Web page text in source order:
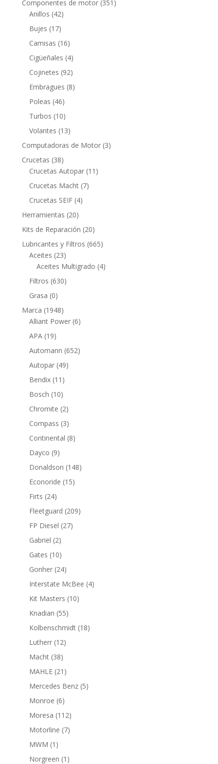
Componentes de motor 351 351
Anillos 4242
Bujes 1717
productos
Camisas 1616
productos
Cigüeñales 44
productos
Cojinetes 9292
productos
Embragues 88
Poleas 4646
productos
Turbos 1010
productos
Volantes 1313
productos
Computadoras de Motor 33
Crucetas 3838
productos
Crucetas Autopar 11 11
Crucetas Macht 77
Crucetas SEIF 44
Herramientas 2020
productos
Kits de Reparación 2020
productos
Lubricantes y Filtros 665665
Aceites 2323
productos
Aceites Multigrado 44
Filtros 630630
Grasa 00
productos
Marca 19481948
productos
Alliant Power 66
APA 1919
productos
Automann 652652
Autopar 4949
Bendix 11 11
productos
Bosch 1010
productos
Chromite 22
productos
Compass 33
productos
Continental 88
Dayco 99
productos
Donaldson 148148
Econoride 1515
Firts 2424
productos
Fleetguard 209209
FP Diesel 2727
Gabriel 22
productos
Gates 1010
productos
Gonher 2424
productos
Interstate McBee 44
Kit Masters 1010
Knadian 5555
productos
Kolbenschmidt 1818
Lutherr 1212
Macht 3838
productos
MAHLE 21 21
productos
Mercedes Benz 55
Monroe 66
productos
Moresa 112112
productos
Motorline 77
MWM 1 1
producto
Norgreen 1 1